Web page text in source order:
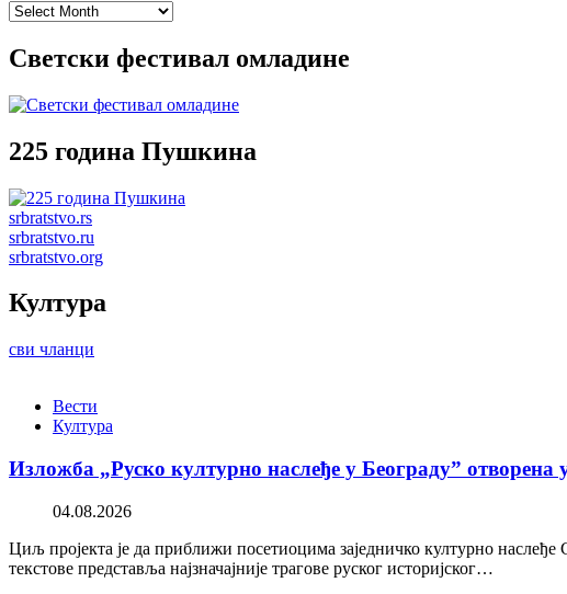
Archives
Светски фестивал омладине
225 година Пушкина
srbratstvo.rs
srbratstvo.ru
srbratstvo.org
Култура
сви чланци
Вести
Култура
Изложба „Руско културно наслеђе у Београду” отворена
04.08.2026
Циљ пројекта је да приближи посетиоцима заједничко културно наслеђе
текстове представља најзначајније трагове руског историјског…